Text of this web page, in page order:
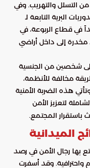
التسلل والتهريب. وفي
البرية التابعة لـ
في قطاع الربوعة، في
مخدرة إلى داخل أراضي
شخصين من الجنسية
مخالفة للأنظمة،
هذه الضربة الأمنية
لتعزيز الأمن
المجتمع.
الميدانية
بها رجال الأمن في رصد
واحترافية. وقد أسفرت